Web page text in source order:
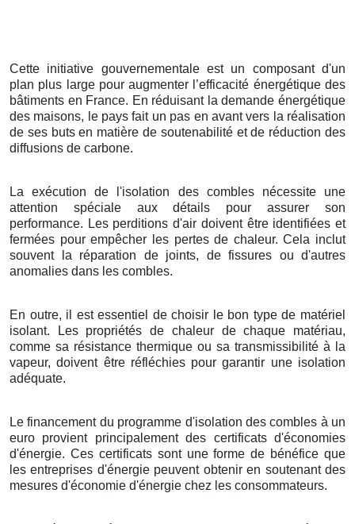
Cette initiative gouvernementale est un composant d'un
plan plus large pour augmenter l’efficacité énergétique des
bâtiments en France. En réduisant la demande énergétique
des maisons, le pays fait un pas en avant vers la réalisation
de ses buts en matière de soutenabilité et de réduction des
diffusions de carbone.
La exécution de l'isolation des combles nécessite une
attention spéciale aux détails pour assurer son
performance. Les perditions d'air doivent être identifiées et
fermées pour empêcher les pertes de chaleur. Cela inclut
souvent la réparation de joints, de fissures ou d'autres
anomalies dans les combles.
En outre, il est essentiel de choisir le bon type de matériel
isolant. Les propriétés de chaleur de chaque matériau,
comme sa résistance thermique ou sa transmissibilité à la
vapeur, doivent être réfléchies pour garantir une isolation
adéquate.
Le financement du programme d'isolation des combles à un
euro provient principalement des certificats d'économies
d'énergie. Ces certificats sont une forme de bénéfice que
les entreprises d'énergie peuvent obtenir en soutenant des
mesures d'économie d'énergie chez les consommateurs.